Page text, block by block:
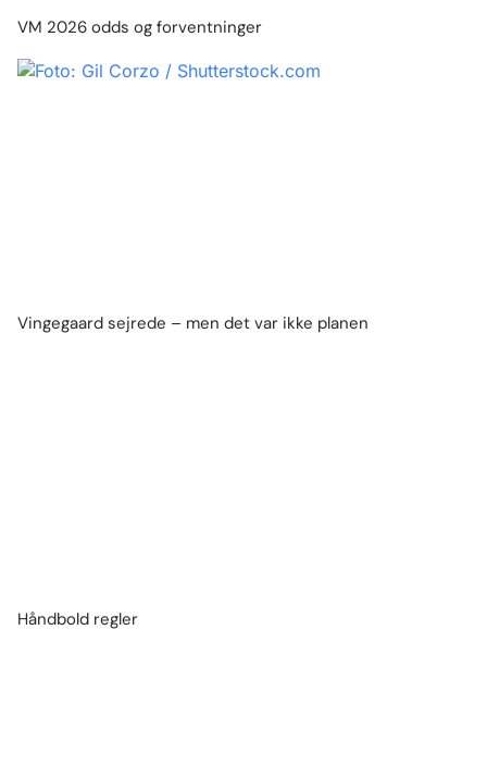
VM 2026 odds og forventninger
Vingegaard sejrede – men det var ikke planen
Håndbold regler